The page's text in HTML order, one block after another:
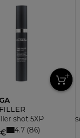
très sèches ou
shot 5XP
4.7 86